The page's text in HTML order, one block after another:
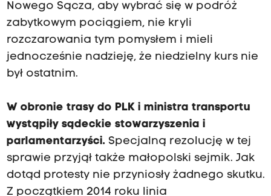
Nowego Sącza, aby wybrać się w podróż
zabytkowym pociągiem, nie kryli
rozczarowania tym pomysłem i mieli
jednocześnie nadzieję, że niedzielny kurs nie
był ostatnim.
W obronie trasy do PLK i ministra transportu
wystąpiły sądeckie stowarzyszenia i
parlamentarzyści.Specjalną rezolucję w tej
sprawie przyjął także małopolski sejmik. Jak
dotąd protesty nie przyniosły żadnego skutku.
Z początkiem 2014 roku linia